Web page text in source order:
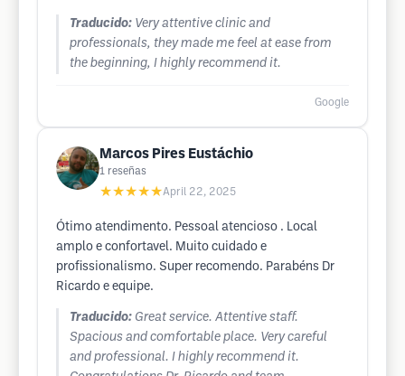
Traducido: Very attentive clinic and
professionals, they made me feel at ease from
the beginning, I highly recommend it.
Google
Marcos Pires Eustáchio
1 reseñas
★★★★★April 22, 2025
Ótimo atendimento. Pessoal atencioso . Local
amplo e confortavel. Muito cuidado e
profissionalismo. Super recomendo. Parabéns Dr
Ricardo e equipe.
Traducido: Great service. Attentive staff.
Spacious and comfortable place. Very careful
and professional. I highly recommend it.